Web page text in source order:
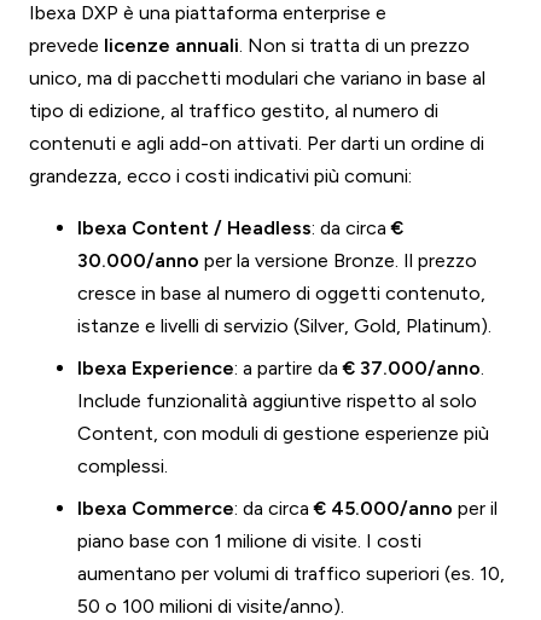
Ibexa DXP è una piattaforma enterprise e
prevede licenze annuali. Non si tratta di un prezzo
unico, ma di pacchetti modulari che variano in base al
tipo di edizione, al traffico gestito, al numero di
contenuti e agli add-on attivati. Per darti un ordine di
grandezza, ecco i costi indicativi più comuni:
Ibexa Content / Headless: da circa€
30.000/anno per la versione Bronze. Il prezzo
cresce in base al numero di oggetti contenuto,
istanze e livelli di servizio (Silver, Gold, Platinum).
Ibexa Experience: a partire da€ 37.000/anno.
Include funzionalità aggiuntive rispetto al solo
Content, con moduli di gestione esperienze più
complessi.
Ibexa Commerce: da circa€ 45.000/anno per il
piano base con 1 milione di visite. I costi
aumentano per volumi di traffico superiori (es. 10,
50 o 100 milioni di visite/anno).